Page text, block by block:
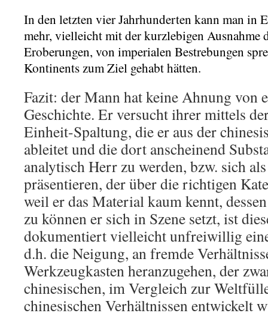
In den letzten vier Jahrhunderten kann man in
mehr, vielleicht mit der kurzlebigen Ausnahme
Eroberungen, von imperialen Bestrebungen
Kontinents zum Ziel gehabt hätten.
Fazit: der Mann hat keine Ahnung von
Geschichte. Er versucht ihrer mittels
Einheit-Spaltung, die er aus der
ableitet und die dort anscheinend
analytisch Herr zu werden, bzw. sich
präsentieren, der über die richtigen
weil er das Material kaum kennt,
zu können er sich in Szene setzt, ist
dokumentiert vielleicht unfreiwillig
d.h. die Neigung, an fremde
Werkzeugkasten heranzugehen, der
chinesischen, im Vergleich zur
chinesischen Verhältnissen entwickelt